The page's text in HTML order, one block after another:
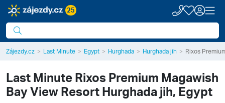
25
Zájezdy.cz Last Minute Egypt Hurghada Hurghada jih Rixos
Last MinuteRixos Premium Magawish
Bay View ResortHurghada jih, Egypt